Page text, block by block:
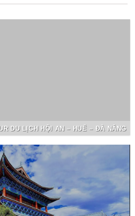
DU LỊCH HỘI AN – HUẾ – ĐÀ NẴNG